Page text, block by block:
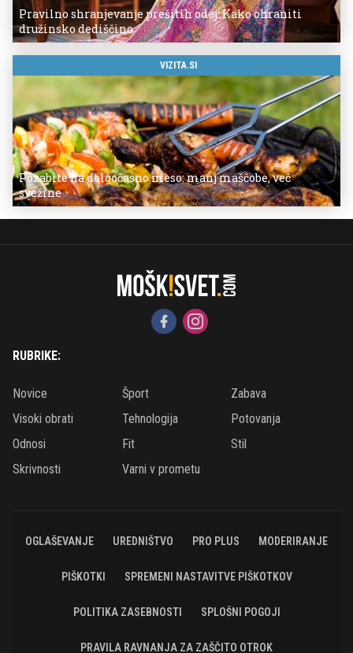
Pravilno shranjevanje prešitih odej: Kako ohraniti
družinsko dediščino
VIZITA.SI
Pozabite na dolgočasno meso: manj maščobe, več
svežine
RUBRIKE:
Novice Šport
Zabava
Visoki obrati
Tehnologija
Potovanja
Odnosi
Fit
Stil
Skrivnosti
Varni v prometu
OGLAŠEVANJE UREDNIŠTVO PRO PLUS MODERIRANJE
PIŠKOTKI SPREMENI NASTAVITVE PIŠKOTKOV
POLITIKA ZASEBNOSTI SPLOŠNI POGOJI
PRAVILA RAVNANJA ZA ZAŠČITO OTROK